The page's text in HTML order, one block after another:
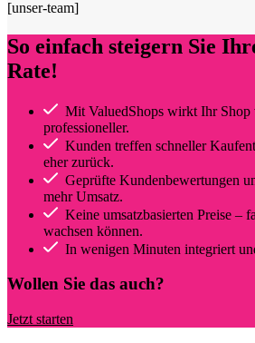
[unser-team]
So einfach steigern Sie
Rate!
Mit ValuedShops wirkt Ihr Shop
professioneller.
Kunden treffen schneller
eher zurück.
Geprüfte Kundenbewertungen
mehr Umsatz.
Keine umsatzbasierten Preise –
wachsen können.
In wenigen Minuten integriert
Wollen Sie das auch?
Jetzt starten